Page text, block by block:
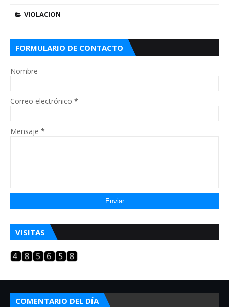
VIOLACION
FORMULARIO DE CONTACTO
Nombre
Correo electrónico *
Mensaje *
VISITAS
COMENTARIO DEL DÍA